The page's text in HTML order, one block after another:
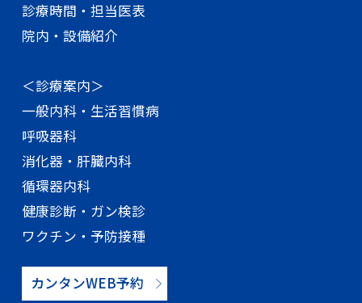
診療時間・担当医表
院内・設備紹介
＜診療案内＞
一般内科・生活習慣病
呼吸器科
消化器・肝臓内科
循環器内科
健康診断・ガン検診
ワクチン・予防接種
カンタンWEB予約